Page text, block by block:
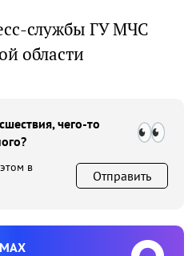
службы ГУ МЧС
области
чего-то
в
Отправить